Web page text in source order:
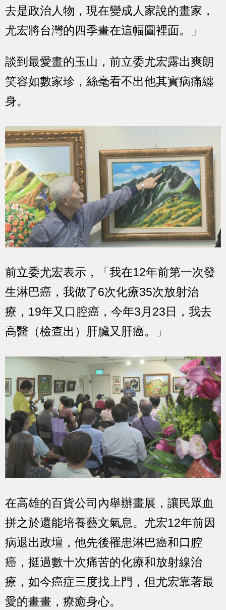
去是政治人物，現在變成人家說的畫家，
尤宏將台灣的四季畫在這幅圖裡面。」
談到最愛畫的玉山，前立委尤宏露出爽朗
笑容如數家珍，絲毫看不出他其實病痛纏
身。
前立委尤宏表示，「我在12年前第一次發
生淋巴癌，我做了6次化療35次放射治
療，19年又口腔癌，今年3月23日，我去
高醫（檢查出）肝臟又肝癌。」
在高雄的百貨公司內舉辦畫展，讓民眾血
拼之於還能培養藝文氣息。尤宏12年前因
病退出政壇，他先後罹患淋巴癌和口腔
癌，挺過數十次痛苦的化療和放射線治
療，如今癌症三度找上門，但尤宏靠著最
愛的畫畫，療癒身心。